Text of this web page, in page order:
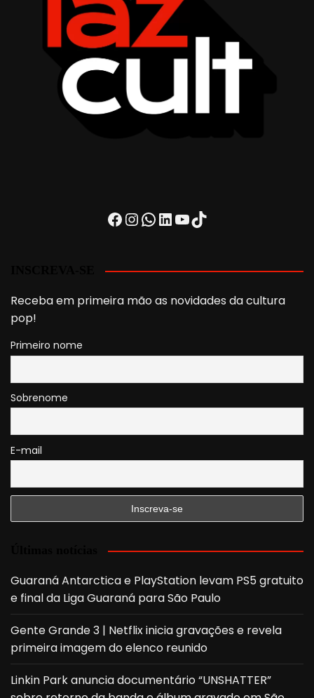
Facebook
Instagram
WhatsApp
LinkedIn
Youtube
TikTok
Receba em primeira mão as novidades da cultura
pop!
Primeiro nome
Sobrenome
E-mail
Guaraná Antarctica e PlayStation levam PS5 gratuito
e final da Liga Guaraná para São Paulo
Gente Grande 3 | Netflix inicia gravações e revela
primeira imagem do elenco reunido
Linkin Park anuncia documentário “UNSHATTER”